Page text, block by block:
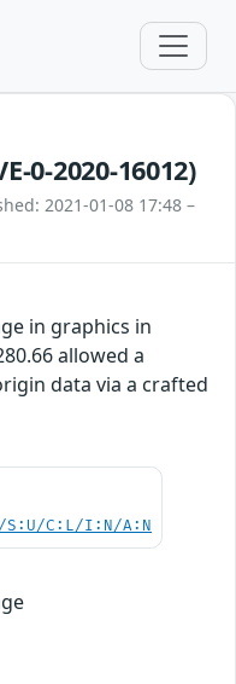
0-2020-16012)
2021-01-08 17:48 –
in graphics in
allowed a
data via a crafted
S:U/C:L/I:N/A:N